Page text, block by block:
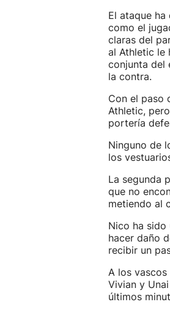
El ataque
como el
claras del
al Athletic le
conjunta del
la contra.
Con el paso
Athletic,
portería
Ninguno de
los
La segunda
que no
metiendo al
Nico ha sido
hacer daño
recibir un
A los
Vivian y
últimos